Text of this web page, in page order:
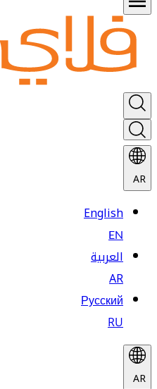
AR
English
EN
العربية
AR
Русский
RU
AR